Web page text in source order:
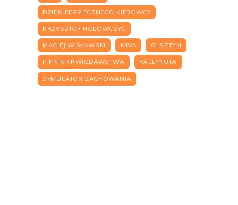
DZIEŃ BEZPIECZNEGO KIEROWCY
KRZYSZTOF HOŁOWCZYC
MACIEJ WISŁAWSKI MIVA OLSZTYN
PIKNIK KRWIODAWSTWA RALLYNUTA
SYMULATOR DACHOWANIA